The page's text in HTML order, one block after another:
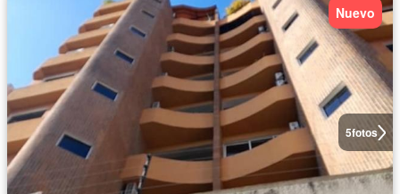
5fotos
Nuevo